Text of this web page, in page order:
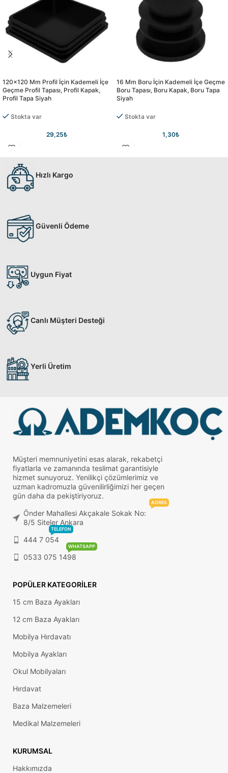
120×120 Mm Profil İçin Kademeli İçe
Geçme Profil Tapası, Profil Kapak,
Profil Tapa Siyah
Stokta var
29,25₺
16 Mm Boru İçin Kademeli İçe Geçme
Boru Tapası, Boru Kapak, Boru Tapa
Siyah
Stokta var
1,30₺
Hızlı Kargo
Güvenli Ödeme
Uygun Fiyat
Canlı Müşteri Desteği
Yerli Üretim
Müşteri memnuniyetini esas alarak, rekabetçi
fiyatlarla ve zamanında teslimat garantisiyle
hizmet sunuyoruz. Yenilikçi çözümlerimiz ve
uzman kadromuzla güvenilirliğimizi her geçen
gün daha da pekiştiriyoruz.
Önder Mahallesi Akçakale Sokak No:
8/5 Siteler Ankara
ADRES
444 7 054
TELEFON
0533 075 1498
WHATSAPP
POPÜLER KATEGORILER
15 cm Baza Ayakları
12 cm Baza Ayakları
Mobilya Hırdavatı
Mobilya Ayakları
Okul Mobilyaları
Hırdavat
Baza Malzemeleri
Medikal Malzemeleri
KURUMSAL
Hakkımızda